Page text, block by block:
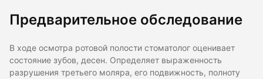
Предварительное обследование
В ходе осмотра ротовой полости стоматолог оценивает
состояние зубов, десен. Определяет выраженность
разрушения третьего моляра, его подвижность, полноту